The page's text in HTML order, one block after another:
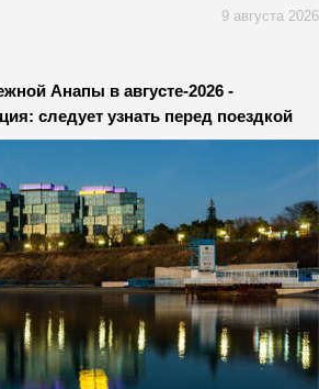
9 августа 2026
Анапы в августе-2026 -
следует узнать перед поездкой